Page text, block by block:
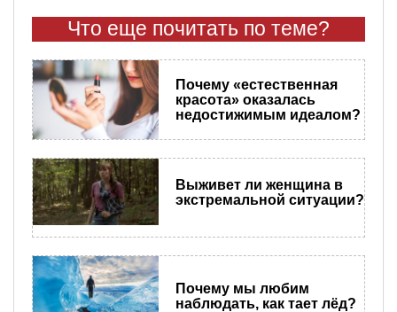
Что еще почитать по теме?
Почему «естественная
красота» оказалась
недостижимым идеалом?
Выживет ли женщина в
экстремальной ситуации?
Почему мы любим
наблюдать, как тает лёд?